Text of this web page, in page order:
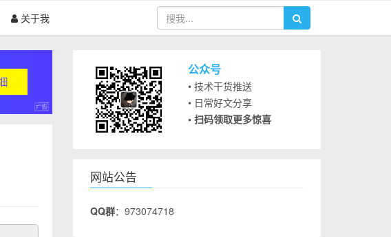
关于我
公众号
• 技术干货推送
• 日常好文分享
• 扫码领取更多惊喜
网站公告
QQ群：973074718